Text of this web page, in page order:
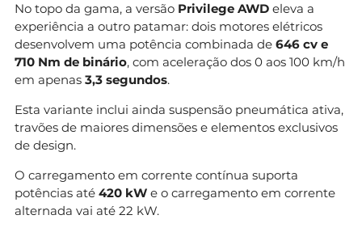
No topo da gama, a versão Privilege AWD eleva a
experiência a outro patamar: dois motores elétricos
desenvolvem uma potência combinada de 646 cv e
710 Nm de binário, com aceleração dos 0 aos 100 km/h
em apenas 3,3 segundos.
Esta variante inclui ainda suspensão pneumática ativa,
travões de maiores dimensões e elementos exclusivos
de design.
O carregamento em corrente contínua suporta
potências até 420 kW e o carregamento em corrente
alternada vai até 22 kW.